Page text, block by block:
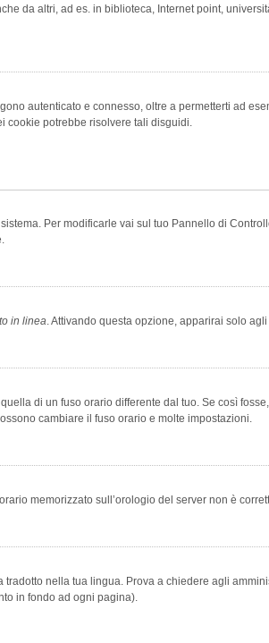
da altri, ad es. in biblioteca, Internet point,
autenticato e connesso, oltre a permetterti ad
cookie potrebbe risolvere tali disguidi.
Per modificarle vai sul tuo Pannello di
in linea. Attivando questa opzione, apparirai solo
di un fuso orario differente dal tuo. Se così
cambiare il fuso orario e molte impostazioni.
memorizzato sull’orologio del server non è
nella tua lingua. Prova a chiedere agli
in fondo ad ogni pagina).